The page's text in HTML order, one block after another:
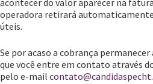
acontecer do valor aparecer na
operadora retirará automaticamente
úteis.
Se por acaso a cobrança
que você entre em contato através
pelo e-mail